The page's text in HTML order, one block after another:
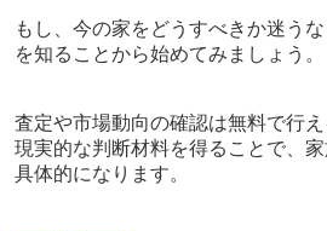
もし、今の家をどうすべきか迷う
を知ることから始めてみましょう。
査定や市場動向の確認は無料で行え
現実的な判断材料を得ることで、
具体的になります。